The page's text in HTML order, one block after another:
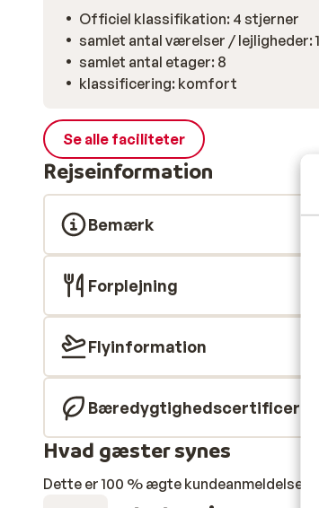
Officiel klassifikation: 4 stjerner
samlet antal værelser / lejligheder:
samlet antal etager: 8
klassificering: komfort
Se alle faciliteter
Rejseinformation
Bemærk
Forplejning
Flyinformation
Bæredygtighedscertificeret
Hvad gæster synes
Dette er 100 % ægte